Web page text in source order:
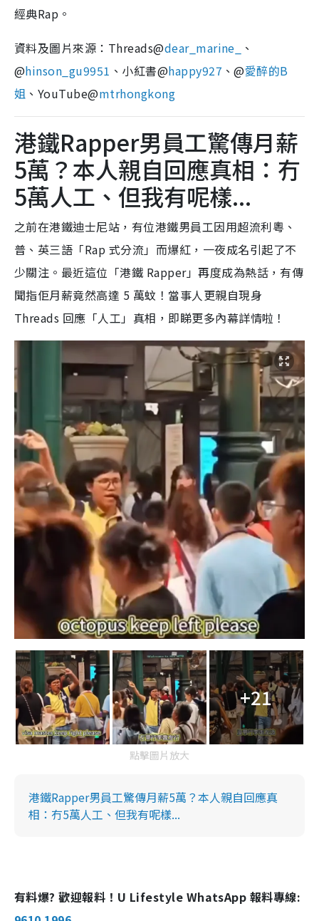
經典Rap。
資料及圖片來源：Threads@dear_marine_
、
@hinson_gu9951 、小紅書@happy927 、@愛醉的B
姐 、YouTube@mtrhongkong
港鐵Rapper男員工驚傳月薪
5萬？本人親自回應真相：冇
5萬人工、但我有呢樣...
之前在港鐵迪士尼站，有位港鐵男員工因用超流利粵、
普、英三語「Rap 式分流」而爆紅，一夜成名引起了不
少關注。最近這位「港鐵 Rapper」再度成為熱話，有傳
聞指佢月薪竟然高達 5 萬蚊！當事人更親自現身
Threads 回應「人工」真相，即睇更多內幕詳情啦！
+21
點擊圖片放大
港鐵Rapper男員工驚傳月薪5萬？本人親自回應真
相：冇5萬人工、但我有呢樣...
有料爆? 歡迎報料！U Lifestyle WhatsApp 報料專線: